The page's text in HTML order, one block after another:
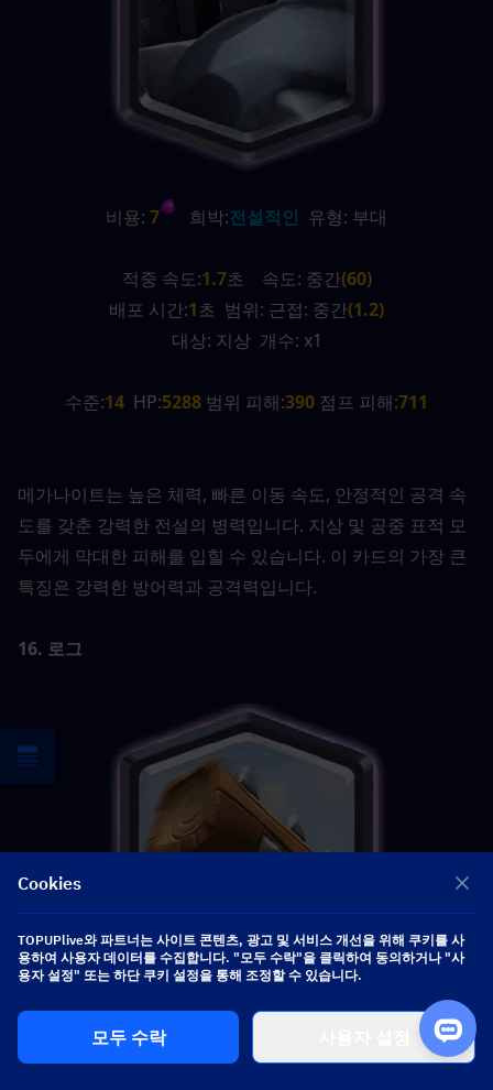
비용: 7 희박:전설적인 유형: 부대
적중 속도:1.7초    속도: 중간(60)
배포 시간:1초  범위: 근접: 중간(1.2)
대상: 지상  개수: x1
수준:14 HP:5288 범위 피해:390 점프 피해:711
메가나이트는 높은 체력, 빠른 이동 속도, 안정적인 공격 속
도를 갖춘 강력한 전설의 병력입니다. 지상 및 공중 표적 모
두에게 막대한 피해를 입힐 수 있습니다. 이 카드의 가장 큰
특징은 강력한 방어력과 공격력입니다.
16. 로그
Cookies
TOPUPlive와 파트너는 사이트 콘텐츠, 광고 및 서비스 개선을 위해 쿠키를 사
용하여 사용자 데이터를 수집합니다. "모두 수락"을 클릭하여 동의하거나 "사
용자 설정" 또는 하단 쿠키 설정을 통해 조정할 수 있습니다.
모두 수락